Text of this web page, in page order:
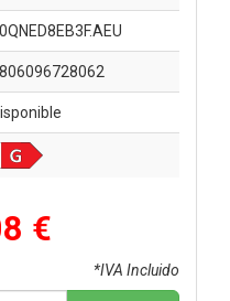
€
*IVA Incluido